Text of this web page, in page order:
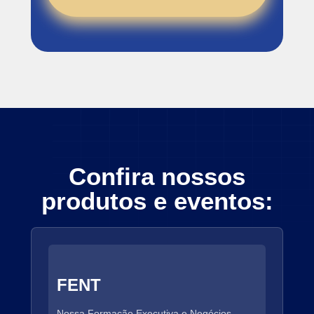
Confira nossos
produtos e eventos:
FENT